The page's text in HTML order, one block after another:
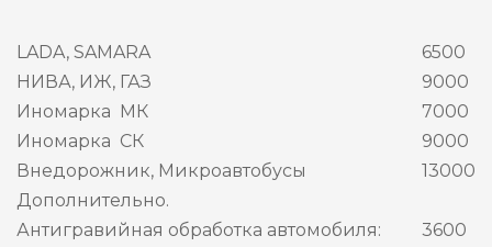
LADA, SAMARA
6500
НИВА, ИЖ, ГАЗ
9000
Иномарка МК
7000
Иномарка СК
9000
Внедорожник, Микроавтобусы
13000
Дополнительно.
Антигравийная обработка автомобиля:
3600